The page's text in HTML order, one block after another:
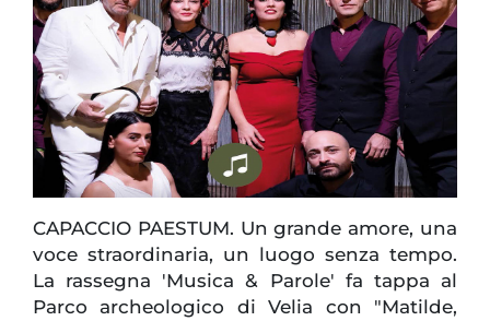
CAPACCIO PAESTUM. Un grande amore, una
voce straordinaria, un luogo senza tempo.
La rassegna 'Musica & Parole' fa tappa al
Parco archeologico di Velia con "Matilde,